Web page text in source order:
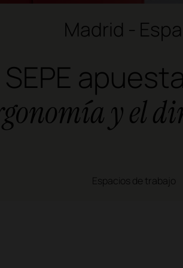
Madrid -
SEPE
y el
Espacios de trabajo